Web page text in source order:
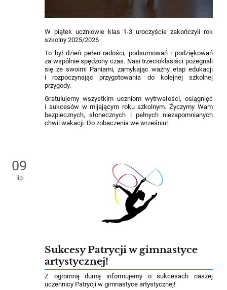
W piątek uczniowie klas 1-3 uroczyście zakończyli rok
szkolny 2025/2026
To był dzień pełen radości, podsumowań i podziękowań
za wspólnie spędzony czas. Nasi trzecioklasiści pożegnali
się ze swoimi Paniami, zamykając ważny etap edukacji
i rozpoczynając przygotowania do kolejnej szkolnej
przygody.
Gratulujemy wszystkim uczniom wytrwałości, osiągnięć
i sukcesów w mijającym roku szkolnym. Życzymy Wam
bezpiecznych, słonecznych i pełnych niezapomnianych
chwil wakacji. Do zobaczenia we wrześniu!
09
lip
Sukcesy Patrycji w gimnastyce
artystycznej!
Z ogromną dumą informujemy o sukcesach naszej
uczennicy Patrycji w gimnastyce artystycznej!